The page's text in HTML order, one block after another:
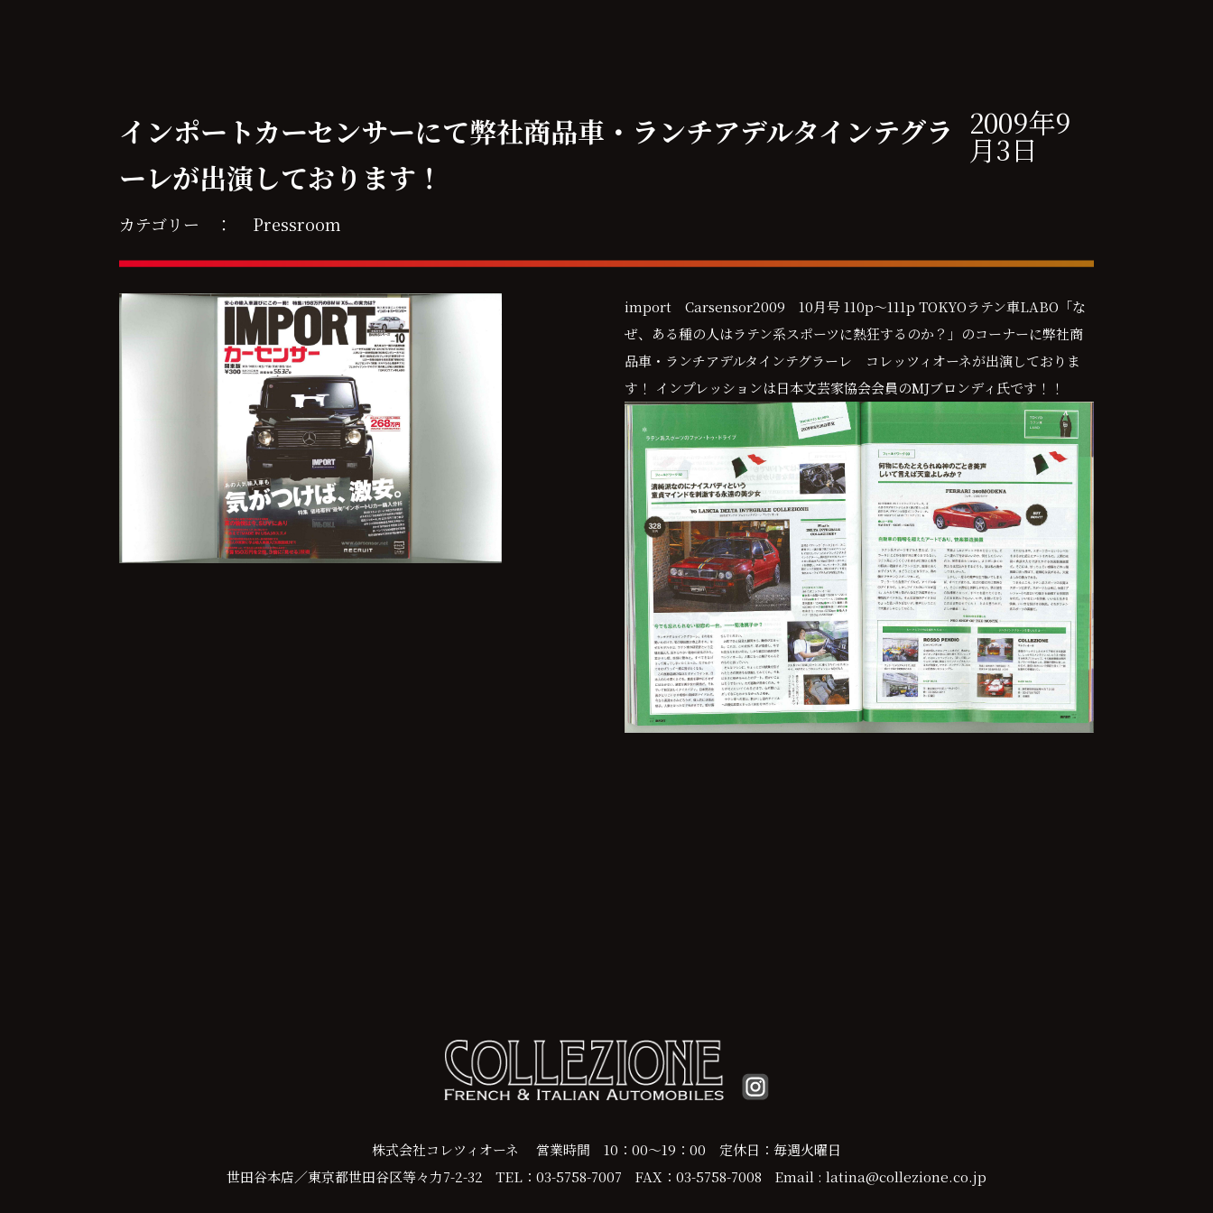
インポートカーセンサーにて弊社商品車・ランチアデルタインテグラ
ーレが出演しております！
カテゴリー ： Pressroom
2009年9
月3日
import Carsensor2009 10月号 110p～111p TOKYOラテン車LABO「な
ぜ、ある種の人はラテン系スポーツに熱狂するのか？」のコーナーに弊社商
品車・ランチアデルタインテグラーレ コレッツィオーネが出演しておりま
す！ インプレッションは日本文芸家協会会員のMJブロンディ氏です！！
株式会社コレツィオーネ 営業時間 10：00～19：00 定休日：毎週火曜日
世田谷本店／東京都世田谷区等々力7-2-32
TEL：03-5758-7007 FAX：03-5758-7008 Email : latina@collezione.co.jp